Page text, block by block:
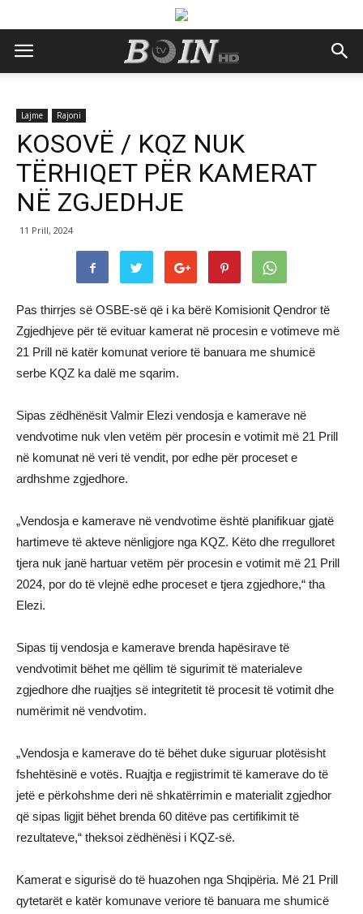
Lajme Rajoni
KOSOVË / KQZ NUK
TËRHIQET PËR KAMERAT
NË ZGJEDHJE
11 Prill, 2024
Pas thirrjes së OSBE-së që i ka bërë Komisionit Qendror të
Zgjedhjeve për të evituar kamerat në procesin e votimeve më
21 Prill në katër komunat veriore të banuara me shumicë
serbe KQZ ka dalë me sqarim.
Sipas zëdhënësit Valmir Elezi vendosja e kamerave në
vendvotime nuk vlen vetëm për procesin e votimit më 21 Prill
në komunat në veri të vendit, por edhe për proceset e
ardhshme zgjedhore.
„Vendosja e kamerave në vendvotime është planifikuar gjatë
hartimeve të akteve nënligjore nga KQZ. Këto dhe rregulloret
tjera nuk janë hartuar vetëm për procesin e votimit më 21 Prill
2024, por do të vlejnë edhe proceset e tjera zgjedhore,“ tha
Elezi.
Sipas tij vendosja e kamerave brenda hapësirave të
vendvotimit bëhet me qëllim të sigurimit të materialeve
zgjedhore dhe ruajtjes së integritetit të procesit të votimit dhe
numërimit në vendvotim.
„Vendosja e kamerave do të bëhet duke siguruar plotësisht
fshehtësinë e votës. Ruajtja e regjistrimit të kamerave do të
jetë e përkohshme deri në shkatërrimin e materialit zgjedhor
që sipas ligjit bëhet brenda 60 ditëve pas certifikimit të
rezultateve,“ theksoi zëdhënësi i KQZ-së.
Kamerat e sigurisë do të huazohen nga Shqipëria. Më 21 Prill
qytetarët e katër komunave veriore të banuara me shumicë